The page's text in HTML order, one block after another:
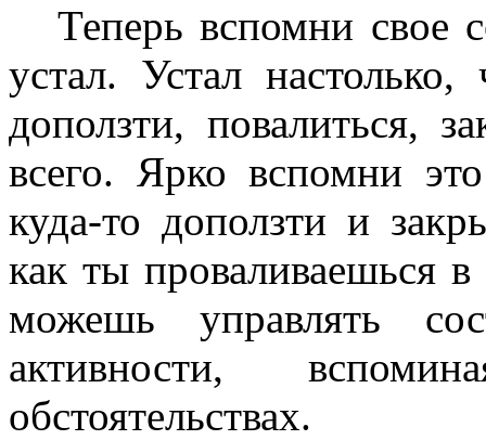
Теперь вспомни свое
устал. Устал
доползти, повалиться,
всего. Ярко вспомни
куда-то доползти и
как ты проваливаешься
можешь управлять
активности,
обстоятельствах.